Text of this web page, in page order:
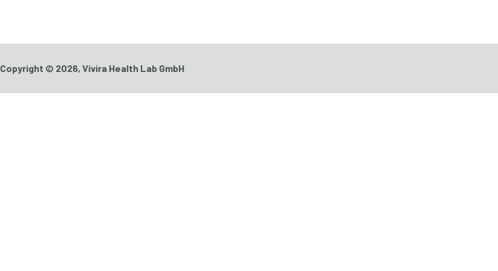
Copyright © 2026, Vivira Health Lab GmbH